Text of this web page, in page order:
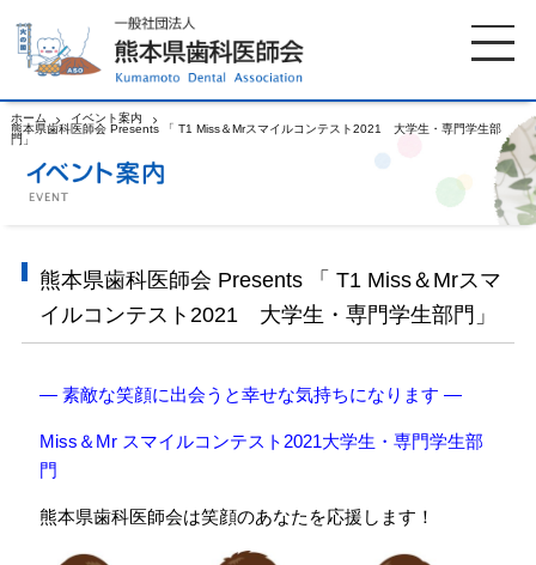
ホーム
イベント案内
熊本県歯科医師会 Presents 「 T1 Miss＆Mrスマイルコンテスト2021 大学生・専門学生部
門」
熊本県歯科医師会 Presents 「 T1 Miss＆Mrスマ
イルコンテスト2021 大学生・専門学生部門」
— 素敵な笑顔に出会うと幸せな気持ちになります —
Miss＆Mr スマイルコンテスト2021大学生・専門学生部
門
熊本県歯科医師会は笑顔のあなたを応援します！
ホーム 歯科医師会について
歯科医院検索 休日当番医
イベント案内 歯の豆知識
お知らせ 口腔保健センター
国保組合からのお知らせ
会員専用ページ プライバシーポリシー